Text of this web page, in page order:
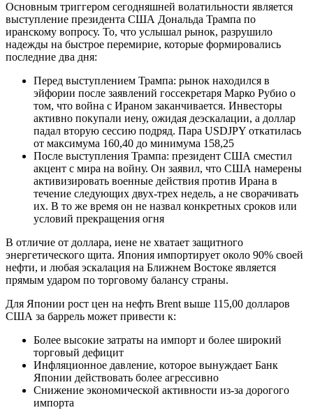
Основным триггером сегодняшней волатильности является
выступление президента США Дональда Трампа по
иранскому вопросу. То, что услышал рынок, разрушило
надежды на быстрое перемирие, которые формировались
последние два дня:
Перед выступлением Трампа: рынок находился в
эйфории после заявлений госсекретаря Марко Рубио о
том, что война с Ираном заканчивается. Инвесторы
активно покупали иену, ожидая деэскалации, а доллар
падал вторую сессию подряд. Пара USDJPY откатилась
от максимума 160,40 до минимума 158,25
После выступления Трампа: президент США сместил
акцент с мира на войну. Он заявил, что США намерены
активизировать военные действия против Ирана в
течение следующих двух-трех недель, а не сворачивать
их. В то же время он не назвал конкретных сроков или
условий прекращения огня
В отличие от доллара, иене не хватает защитного
энергетического щита. Япония импортирует около 90% своей
нефти, и любая эскалация на Ближнем Востоке является
прямым ударом по торговому балансу страны.
Для Японии рост цен на нефть Brent выше 115,00 долларов
США за баррель может привести к:
Более высокие затраты на импорт и более широкий
торговый дефицит
Инфляционное давление, которое вынуждает Банк
Японии действовать более агрессивно
Снижение экономической активности из-за дорогого
импорта